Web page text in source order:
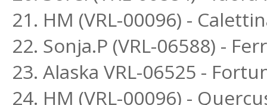
21. HM (VRL-00096) -
22. Sonja.P (VRL-06588) -
23. Alaska VRL-06525 -
24. HM (VRL-00096) -